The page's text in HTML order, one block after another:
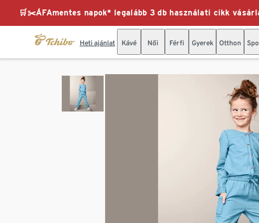
🛒✂️ÁFAmentes napok* legalább 3 db használati cikk
Heti ajánlat Kávé Női Férfi Gyerek Otthon